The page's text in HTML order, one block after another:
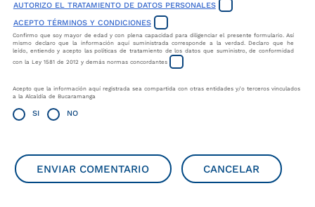
AUTORIZO EL TRATAMIENTO DE DATOS PERSONALES
ACEPTO TÉRMINOS Y CONDICIONES
Confirmo que soy mayor de edad y con plena capacidad para diligenciar el presente formulario. Así
mismo declaro que la información aquí suministrada corresponde a la verdad. Declaro que he
leído, entiendo y acepto las políticas de tratamiento de los datos que suministro, de conformidad
con la Ley 1581 de 2012 y demás normas concordantes
Acepto que la información aquí registrada sea compartida con otras entidades y/o terceros vinculados
a la Alcaldía de Bucaramanga
SI NO
ENVIAR COMENTARIO CANCELAR